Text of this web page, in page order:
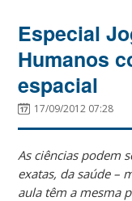
Especial
Humanos
espacial
17/09/2012 07:28
As ciências podem
exatas, da saúde –
aula têm a mesma